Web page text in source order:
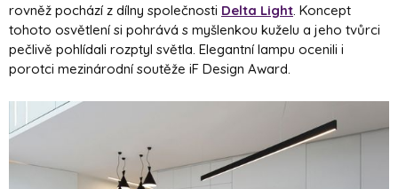
rovněž pochází z dílny společnosti Delta Light . Koncept
tohoto osvětlení si pohrává s myšlenkou kuželu a jeho tvůrci
pečlivě pohlídali rozptyl světla. Elegantní lampu ocenili i
porotci mezinárodní soutěže iF Design Award.